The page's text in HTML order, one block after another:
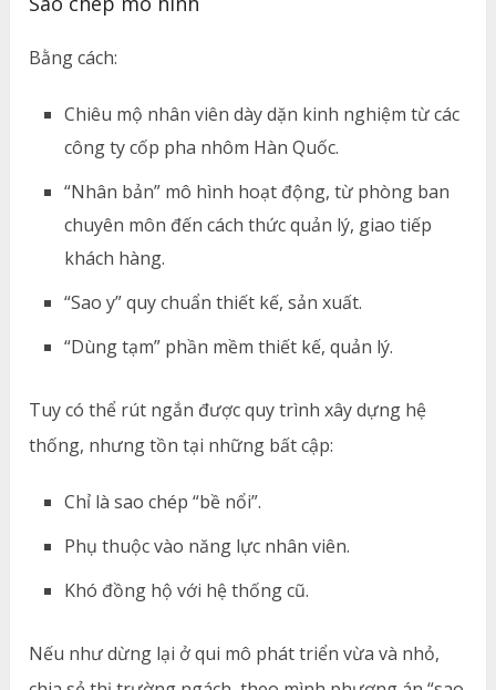
Bằng cách:
Chiêu mộ nhân viên dày dặn kinh nghiệm từ các
công ty cốp pha nhôm Hàn Quốc.
“Nhân bản” mô hình hoạt động, từ phòng ban
chuyên môn đến cách thức quản lý, giao tiếp
khách hàng.
“Sao y” quy chuẩn thiết kế, sản xuất.
“Dùng tạm” phần mềm thiết kế, quản lý.
Tuy có thể rút ngắn được quy trình xây dựng hệ
thống, nhưng tồn tại những bất cập:
Chỉ là sao chép “bề nổi”.
Phụ thuộc vào năng lực nhân viên.
Khó đồng hộ với hệ thống cũ.
Nếu như dừng lại ở qui mô phát triển vừa và nhỏ,